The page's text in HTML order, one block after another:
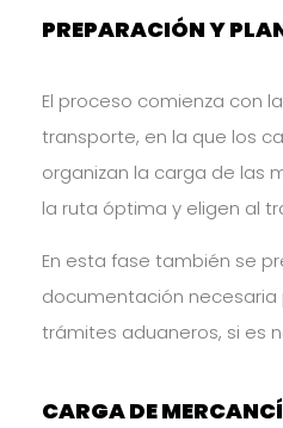
PREPARACIÓN Y
El proceso comienza con
transporte, en la que los
organizan la carga de las
la ruta óptima y eligen al
En esta fase también se
documentación
trámites aduaneros, si es
CARGA DE